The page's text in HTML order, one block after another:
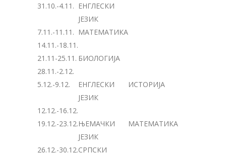
31.10.-4.11. ЕНГЛЕСКИ
ЈЕЗИК
7.11.-11.11. МАТЕМАТИКА
14.11.-18.11.
21.11-25.11. БИОЛОГИЈА
28.11.-2.12.
5.12.-9.12.
ЕНГЛЕСКИ
ЈЕЗИК
ИСТОРИЈА
12.12.-16.12.
19.12.-23.12.ЊЕМАЧКИ
ЈЕЗИК
МАТЕМАТИКА
26.12.-30.12.СРПСКИ